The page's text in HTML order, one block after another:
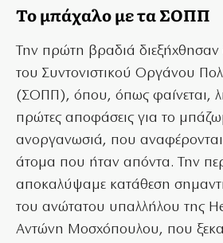
Το μπάχαλο με τα ΣΟΠΠ
Την πρώτη βραδιά διεξήχθησαν
του Συντονιστικού Οργάνου
(ΣΟΠΠ), όπου, όπως φαίνεται,
πρώτες αποφάσεις για το
ανοργανωσιά, που
άτομα που ήταν απόντα. Την
αποκαλύψαμε κατάθεση
του ανώτατου υπαλλήλου της
Αντώνη Μοσχόπουλου, που